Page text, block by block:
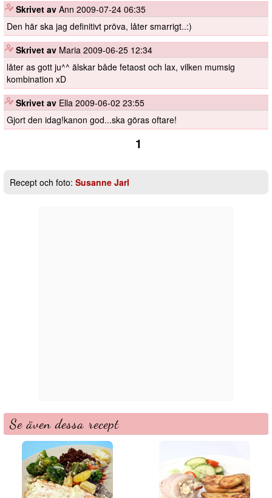
Skrivet av Ann 2009-07-24 06:35
Den här ska jag definitivt pröva, låter smarrigt..:)
Skrivet av Maria 2009-06-25 12:34
låter as gott ju^^ älskar både fetaost och lax, vilken mumsig
kombination xD
Skrivet av Ella 2009-06-02 23:55
Gjort den idag!kanon god...ska göras oftare!
1
Recept och foto: Susanne Jarl
Se även dessa recept